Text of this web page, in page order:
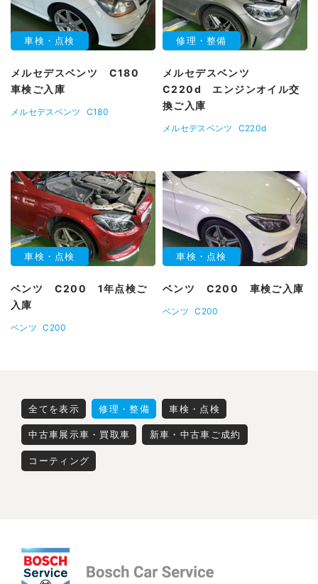
車検・点検
メルセデスベンツ C180
車検ご入庫
メルセデスベンツ C180
修理・整備
メルセデスベンツ
C220d エンジンオイル交
換ご入庫
メルセデスベンツ C220d
車検・点検
ベンツ C200 1年点検ご
入庫
ベンツ C200
車検・点検
ベンツ C200 車検ご入庫
ベンツ C200
全てを表示 修理・整備 車検・点検
中古車展示車・買取車 新車・中古車ご成約
コーティング